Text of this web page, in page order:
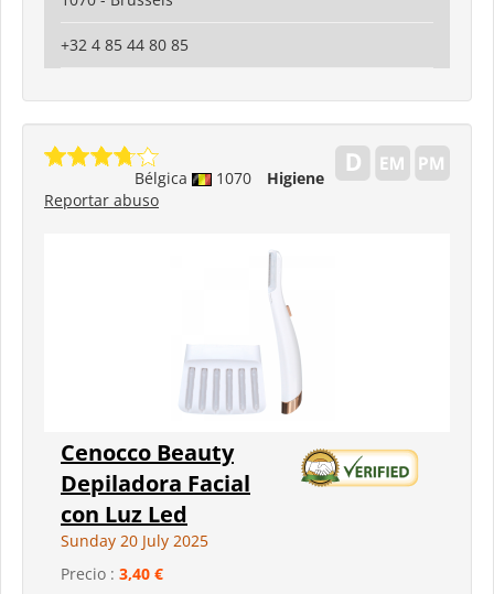
+32 4 85 44 80 85
Bélgica 1070
Higiene
Reportar abuso
Cenocco Beauty
Depiladora Facial
con Luz Led
Sunday 20 July 2025
Precio : 3,40 €